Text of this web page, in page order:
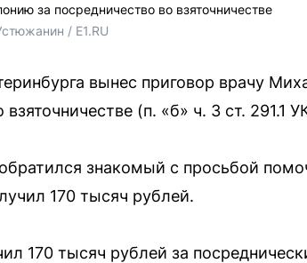
за посредничество во взяточничестве
/ E1.RU
вынес приговор врачу
(п. «б» ч. 3 ст. 291.1
знакомый с просьбой
170 тысяч рублей.
170 тысяч рублей за